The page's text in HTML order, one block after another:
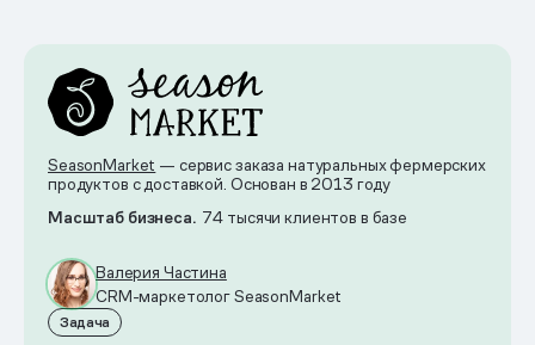
SeasonMarket — сервис заказа натуральных фермерских
продуктов с доставкой. Основан в 2013 году
Масштаб бизнеса. 74 тысячи клиентов в базе
Валерия Частина
CRM-маркетолог SeasonMarket
Задача